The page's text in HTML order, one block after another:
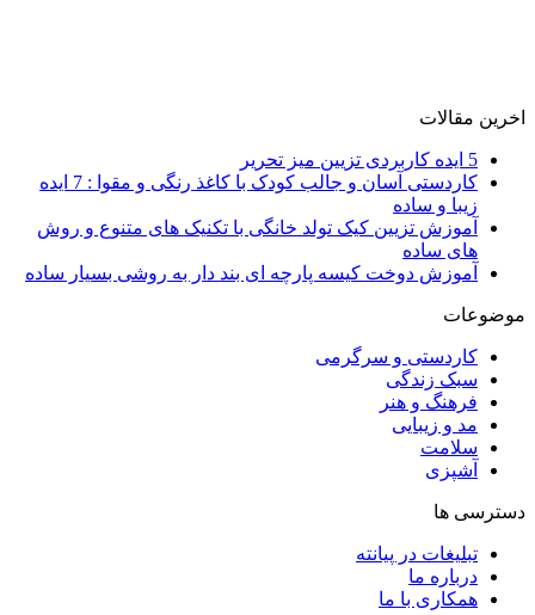
اخرین مقالات
5 ایده کاربردی تزیین میز تحریر
کاردستی آسان و جالب کودک با کاغذ رنگی و مقوا : 7 ایده
زیبا و ساده
آموزش تزیین کیک تولد خانگی با تکنیک های متنوع و روش
های ساده
آموزش دوخت کیسه پارچه ای بند دار به روشی بسیار ساده
موضوعات
کاردستی و سرگرمی
سبک زندگی
فرهنگ و هنر
مد و زیبایی
سلامت
آشپزی
دسترسی ها
تبلیغات در پیانته
درباره ما
همکاری با ما